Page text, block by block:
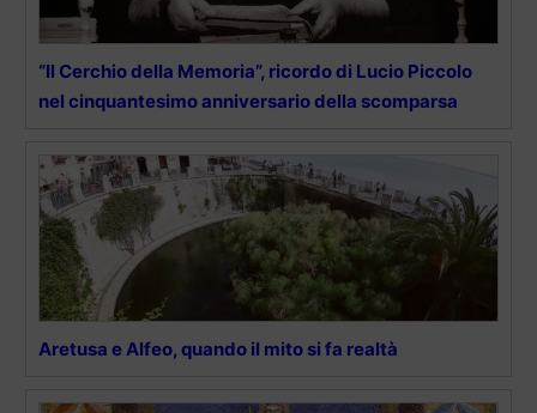
“Il Cerchio della Memoria”, ricordo di Lucio Piccolo
nel cinquantesimo anniversario della scomparsa
Aretusa e Alfeo, quando il mito si fa realtà